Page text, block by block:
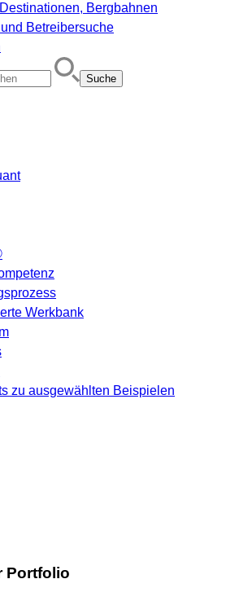
Bergbahnen
und Betreibersuche
Werkbank
zu ausgewählten Beispielen
Portfolio